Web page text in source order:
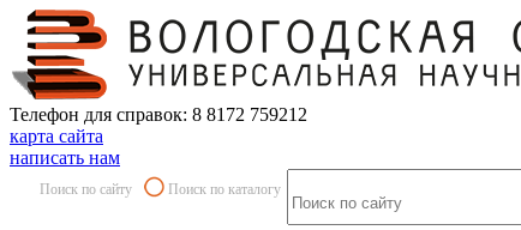
Телефон для справок: 8 8172 759212
карта сайта
написать нам
Поиск по сайту Поиск по каталогу